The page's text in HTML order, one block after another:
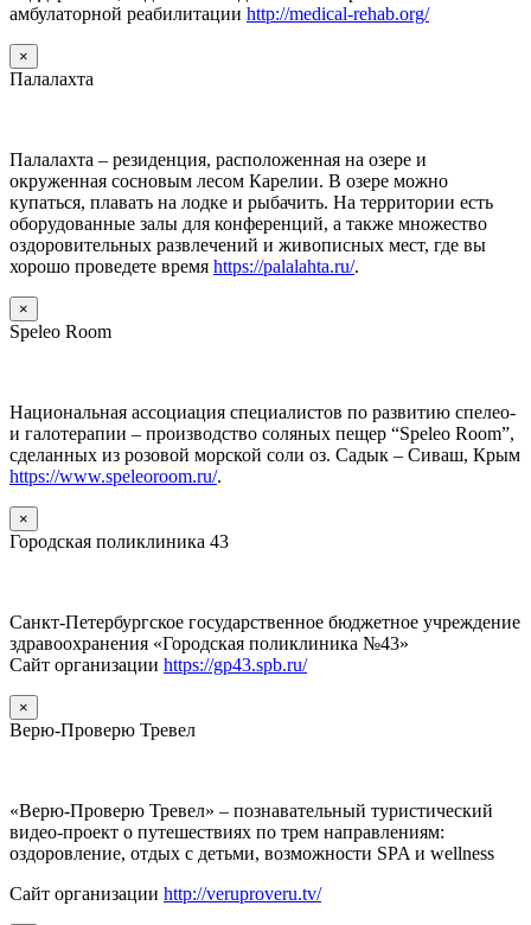
амбулаторной реабилитации http://medical-rehab.org/
×
Палалахта
Палалахта – резиденция, расположенная на озере и
окруженная сосновым лесом Карелии. В озере можно
купаться, плавать на лодке и рыбачить. На территории есть
оборудованные залы для конференций, а также множество
оздоровительных развлечений и живописных мест, где вы
хорошо проведете время https://palalahta.ru/.
×
Speleo Room
Национальная ассоциация специалистов по развитию спелео-
и галотерапии – производство соляных пещер “Speleo Room”,
сделанных из розовой морской соли оз. Садык – Сиваш, Крым
https://www.speleoroom.ru/.
×
Городская поликлиника 43
Санкт-Петербургское государственное бюджетное учреждение
здравоохранения «Городская поликлиника №43»
Сайт организации https://gp43.spb.ru/
×
Верю-Проверю Тревел
«Верю-Проверю Тревел» – познавательный туристический
видео-проект о путешествиях по трем направлениям:
оздоровление, отдых с детьми, возможности SPA и wellness
Сайт организации http://veruproveru.tv/